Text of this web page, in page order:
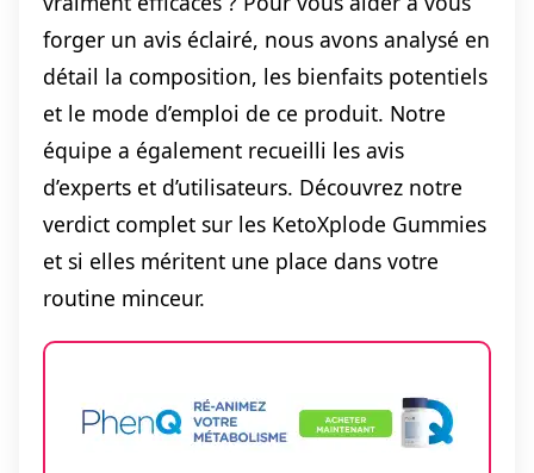
forger un avis éclairé, nous avons analysé en
détail la composition, les bienfaits potentiels
et le mode d’emploi de ce produit. Notre
équipe a également recueilli les avis
d’experts et d’utilisateurs. Découvrez notre
verdict complet sur les KetoXplode Gummies
et si elles méritent une place dans votre
routine minceur.